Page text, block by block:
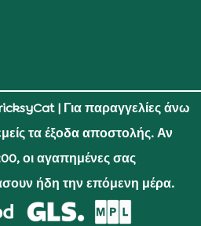
| Για παραγγελίες άνω
τα έξοδα αποστολής. Αν
οι αγαπημένες σας
ήδη την επόμενη μέρα.